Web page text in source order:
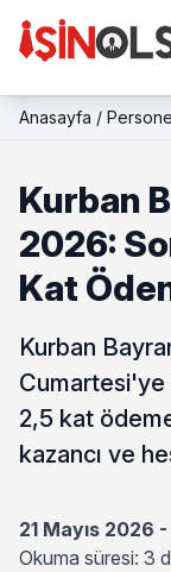
Anasayfa /
Kurban
2026:
Kat
Kurban
Cumartesi'ye
2,5 kat
kazancı ve
21 Mayıs 2026
Okuma süresi: 3